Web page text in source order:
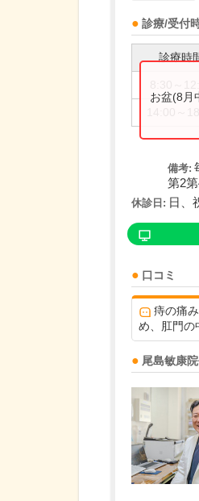
診療/受付
診療時
お盆(8月
備考:
第2
休診日: 日、
口コミ
痔の痛
め、肛門の
尾島敏康